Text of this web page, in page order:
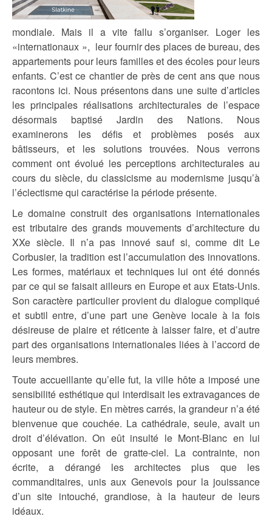
mondiale. Mais il a vite fallu s’organiser. Loger les
«internationaux », leur fournir des places de bureau, des
appartements pour leurs familles et des écoles pour leurs
enfants. C’est ce chantier de près de cent ans que nous
racontons ici. Nous présentons dans une suite d’articles
les principales réalisations architecturales de l’espace
désormais baptisé Jardin des Nations. Nous
examinerons les défis et problèmes posés aux
bâtisseurs, et les solutions trouvées. Nous verrons
comment ont évolué les perceptions architecturales au
cours du siècle, du classicisme au modernisme jusqu’à
l’éclectisme qui caractérise la période présente.
Le domaine construit des organisations internationales
est tributaire des grands mouvements d’architecture du
XXe siècle. Il n’a pas innové sauf si, comme dit Le
Corbusier, la tradition est l’accumulation des innovations.
Les formes, matériaux et techniques lui ont été donnés
par ce qui se faisait ailleurs en Europe et aux Etats-Unis.
Son caractère particulier provient du dialogue compliqué
et subtil entre, d’une part une Genève locale à la fois
désireuse de plaire et réticente à laisser faire, et d’autre
part des organisations internationales liées à l’accord de
leurs membres.
Toute accueillante qu’elle fut, la ville hôte a imposé une
sensibilité esthétique qui interdisait les extravagances de
hauteur ou de style. En mètres carrés, la grandeur n’a été
bienvenue que couchée. La cathédrale, seule, avait un
droit d’élévation. On eût insulté le Mont-Blanc en lui
opposant une forêt de gratte-ciel. La contrainte, non
écrite, a dérangé les architectes plus que les
commanditaires, unis aux Genevois pour la jouissance
d’un site intouché, grandiose, à la hauteur de leurs
idéaux.